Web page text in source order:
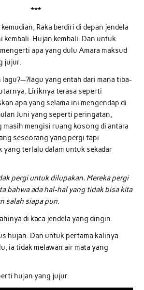
***
Raka berdiri di depan jendela
kembali. Hujan kembali. Dan untuk
apa yang dulu Amara maksud
jujur.
lagu?—?lagu yang entah dari mana tiba-
Liriknya terasa seperti
apa yang selama ini mengendap di
Juni yang seperti peringatan,
masih mengisi ruang kosong di antara
seseorang yang pergi tapi
yang terlalu dalam untuk sekadar
pergi untuk dilupakan. Mereka pergi
bahwa ada hal-hal yang tidak bisa kita
salah siapa pun.
di kaca jendela yang dingin.
hujan. Dan untuk pertama kalinya
ia tidak melawan air mata yang
hujan yang jujur.